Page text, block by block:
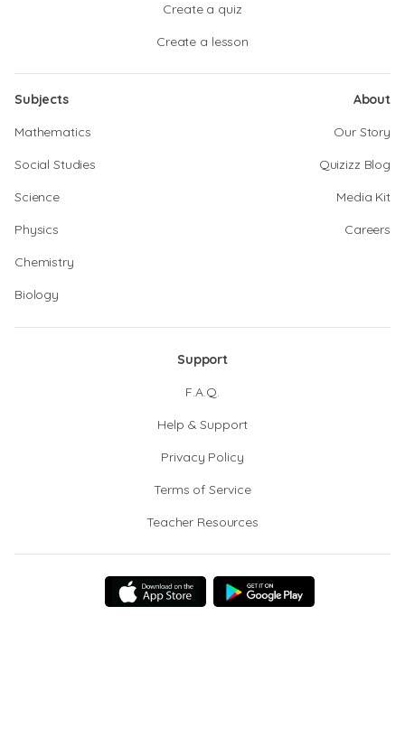
Create a quiz
Create a lesson
Subjects
Mathematics
Social Studies
Science
Physics
Chemistry
Biology
About
Our Story
Quizizz Blog
Media Kit
Careers
Support
F.A.Q.
Help & Support
Privacy Policy
Terms of Service
Teacher Resources